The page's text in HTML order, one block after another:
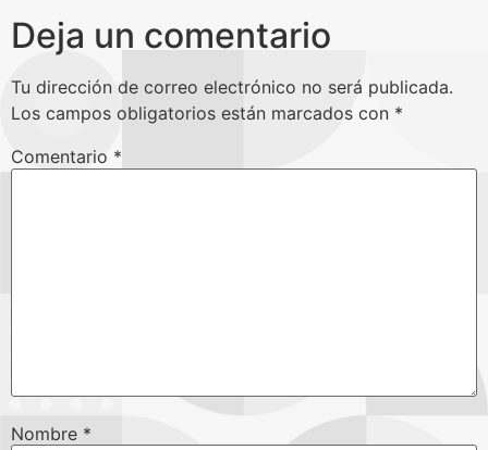
Deja un comentario
Tu dirección de correo electrónico no será publicada.
Los campos obligatorios están marcados con *
Comentario *
Nombre *